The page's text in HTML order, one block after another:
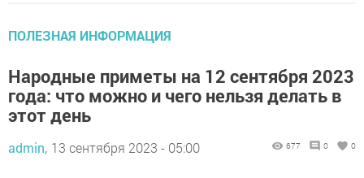
ПОЛЕЗНАЯ ИНФОРМАЦИЯ
Народные приметы на 12 сентября 2023
года: что можно и чего нельзя делать в
этот день
admin, 13 сентября 2023 - 05:00 677 0 0